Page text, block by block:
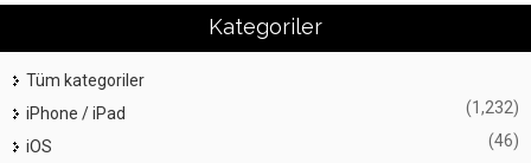
Kategoriler
Tüm kategoriler
iPhone / iPad
(1,232)
iOS (46)